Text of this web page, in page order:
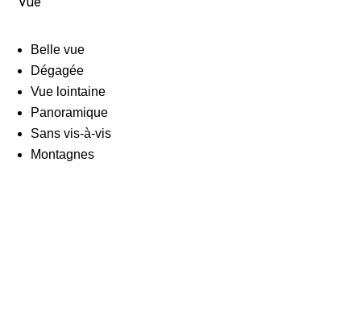
Belle vue
Dégagée
Vue lointaine
Panoramique
Sans vis-à-vis
Montagnes